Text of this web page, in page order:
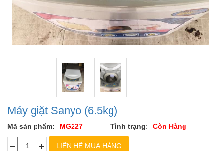
Máy giặt Sanyo (6.5kg)
Mã sản phẩm: MG227 Tình trạng: Còn Hàng